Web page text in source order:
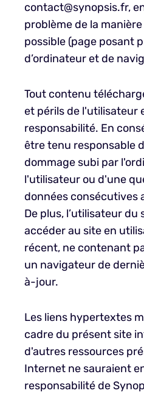
contact@synopsis.fr,
problème de la
possible (page posant
d’ordinateur et de
Tout contenu
et périls de l'utilisateur
responsabilité. En
être tenu responsable
dommage subi par
l'utilisateur ou d'une
données consécutives
De plus, l’utilisateur du
accéder au site en
récent, ne contenant
un navigateur de
à-jour.
Les liens hypertextes
cadre du présent site
d'autres ressources
Internet ne sauraient
responsabilité de